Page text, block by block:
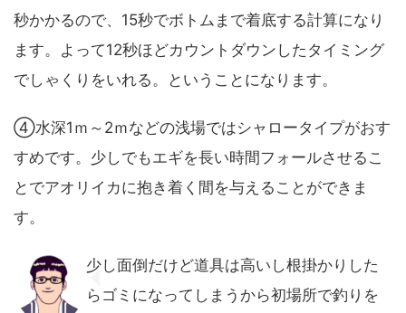
秒かかるので、15秒でボトムまで着底する計算になり
ます。よって12秒ほどカウントダウンしたタイミング
でしゃくりをいれる。ということになります。
④水深1ｍ～2ｍなどの浅場ではシャロータイプがおす
すめです。少しでもエギを長い時間フォールさせるこ
とでアオリイカに抱き着く間を与えることができま
す。
少し面倒だけど道具は高いし根掛かりした
らゴミになってしまうから初場所で釣りを